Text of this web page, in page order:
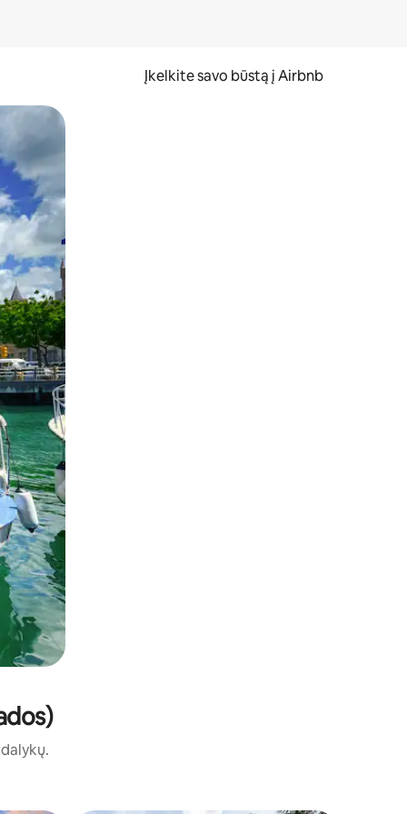
Įkelkite savo būstą į Airbnb
ekraną.